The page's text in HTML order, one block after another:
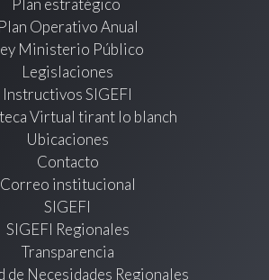
Plan Operativo Anual
Ministerio Público
Legislaciones
Instructivos SIGEFI
Virtual tirant lo blanch
Ubicaciones
Contacto
Correo institucional
SIGEFI
SIGEFI Regionales
Transparencia
de Necesidades Regionales